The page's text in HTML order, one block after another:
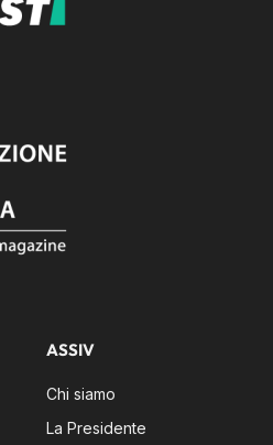
ASSIV
Chi siamo
La Presidente